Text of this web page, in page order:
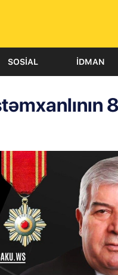
SOSIAL İDMAN